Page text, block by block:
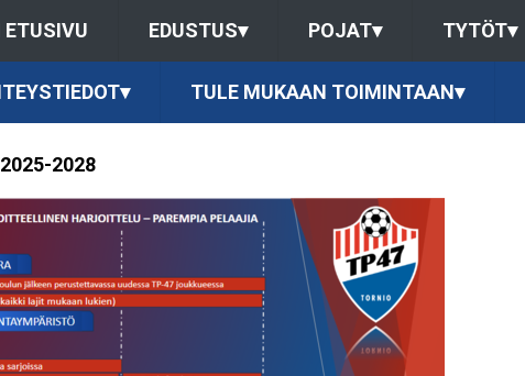
ETUSIVU EDUSTUS▾ POJAT▾ TYTÖT▾
▾ TULE MUKAAN TOIMINTAAN▾
2028